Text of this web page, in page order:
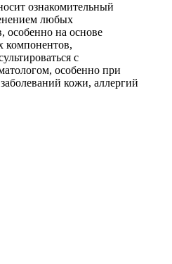
ознакомительный
любых
особенно на основе
компонентов,
с
особенно при
кожи, аллергий